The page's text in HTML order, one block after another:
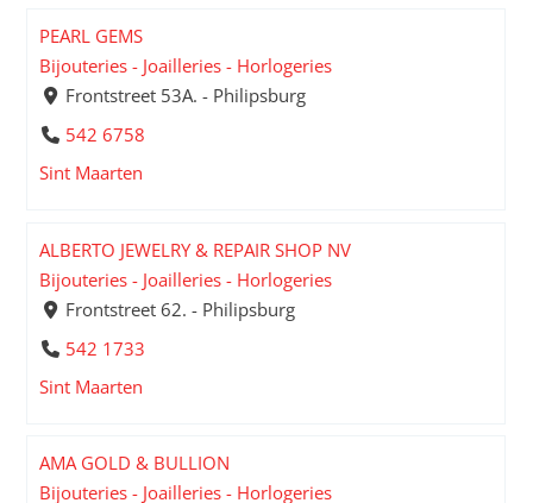
PEARL GEMS
Bijouteries - Joailleries - Horlogeries
Frontstreet 53A. - Philipsburg
542 6758
Sint Maarten
ALBERTO JEWELRY & REPAIR SHOP NV
Bijouteries - Joailleries - Horlogeries
Frontstreet 62. - Philipsburg
542 1733
Sint Maarten
AMA GOLD & BULLION
Bijouteries - Joailleries - Horlogeries